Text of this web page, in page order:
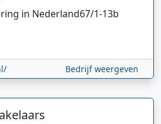
in Nederland67/1-13b
Bedrijf weergeven